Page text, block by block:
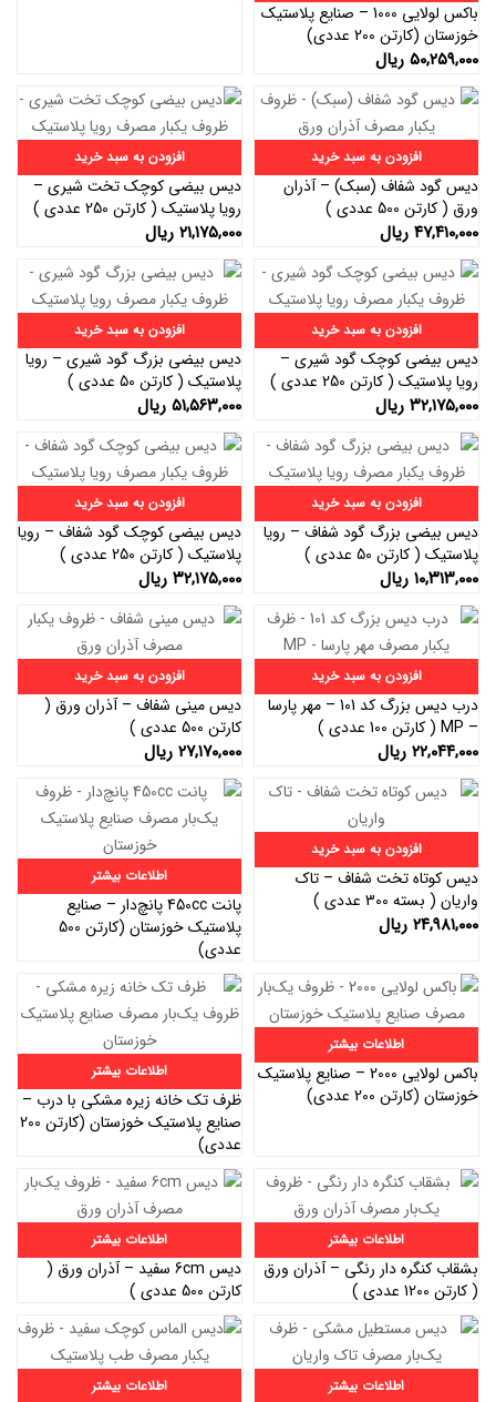
باکس لولایی 1000 – صنایع پلاستیک
خوزستان (کارتن 200 عددی)
۵۰,۲۵۹,۰۰۰ ریال
افزودن به سبد خرید
دیس گود شفاف (سبک) – آذران
ورق ( کارتن 500 عددی )
۴۷,۴۱۰,۰۰۰ ریال
افزودن به سبد خرید
دیس بیضی کوچک تخت شیری –
رویا پلاستیک ( کارتن 250 عددی )
۲۱,۱۷۵,۰۰۰ ریال
افزودن به سبد خرید
دیس بیضی کوچک گود شیری –
رویا پلاستیک ( کارتن 250 عددی )
۳۲,۱۷۵,۰۰۰ ریال
افزودن به سبد خرید
دیس بیضی بزرگ گود شیری – رویا
پلاستیک ( کارتن 50 عددی )
۵۱,۵۶۳,۰۰۰ ریال
افزودن به سبد خرید
دیس بیضی بزرگ گود شفاف – رویا
پلاستیک ( کارتن 50 عددی )
۱۰,۳۱۳,۰۰۰ ریال
افزودن به سبد خرید
دیس بیضی کوچک گود شفاف – رویا
پلاستیک ( کارتن 250 عددی )
۳۲,۱۷۵,۰۰۰ ریال
افزودن به سبد خرید
درب دیس بزرگ کد 101 – مهر پارسا
– MP ( کارتن 100 عددی )
۲۲,۰۴۴,۰۰۰ ریال
افزودن به سبد خرید
دیس مینی شفاف – آذران ورق (
کارتن 500 عددی )
۲۷,۱۷۰,۰۰۰ ریال
افزودن به سبد خرید
دیس کوتاه تخت شفاف – تاک
واریان ( بسته 300 عددی )
۲۴,۹۸۱,۰۰۰ ریال
اطلاعات بیشتر
پانت 450cc پانچ‌دار – صنایع
پلاستیک خوزستان (کارتن 500
عددی)
اطلاعات بیشتر
باکس لولایی 2000 – صنایع پلاستیک
خوزستان (کارتن 200 عددی)
اطلاعات بیشتر
ظرف تک خانه زیره مشکی با درب –
صنایع پلاستیک خوزستان (کارتن 200
عددی)
اطلاعات بیشتر
بشقاب کنگره دار رنگی – آذران ورق
( کارتن 1200 عددی )
اطلاعات بیشتر
دیس 6cm سفید – آذران ورق (
کارتن 500 عددی )
اطلاعات بیشتر اطلاعات بیشتر